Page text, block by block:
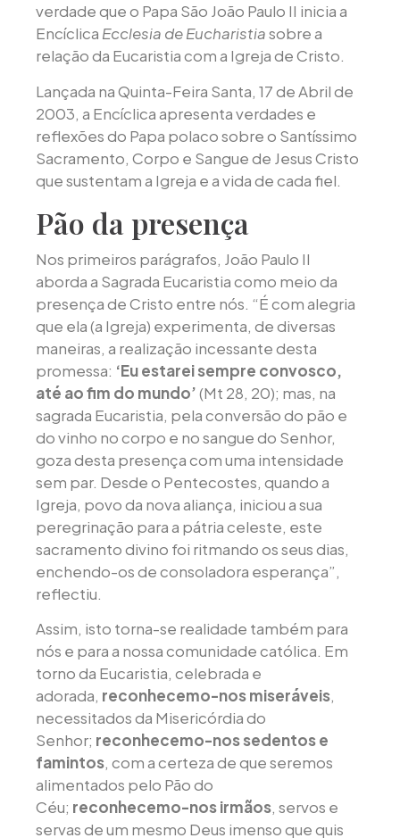
verdade que o Papa São João Paulo II inicia a
Encíclica Ecclesia de Eucharistiasobre a
relação da Eucaristia com a Igreja de Cristo.
Lançada na Quinta-Feira Santa, 17 de Abril de
2003, a Encíclica apresenta verdades e
reflexões do Papa polaco sobre o Santíssimo
Sacramento, Corpo e Sangue de Jesus Cristo
que sustentam a Igreja e a vida de cada fiel.
Pão da presença
Nos primeiros parágrafos, João Paulo II
aborda a Sagrada Eucaristia como meio da
presença de Cristo entre nós. “É com alegria
que ela (a Igreja) experimenta, de diversas
maneiras, a realização incessante desta
promessa: ‘Eu estarei sempre convosco,
até ao fim do mundo’(Mt 28, 20); mas, na
sagrada Eucaristia, pela conversão do pão e
do vinho no corpo e no sangue do Senhor,
goza desta presença com uma intensidade
sem par. Desde o Pentecostes, quando a
Igreja, povo da nova aliança, iniciou a sua
peregrinação para a pátria celeste, este
sacramento divino foi ritmando os seus dias,
enchendo-os de consoladora esperança”,
reflectiu.
Assim, isto torna-se realidade também para
nós e para a nossa comunidade católica. Em
torno da Eucaristia, celebrada e
adorada, reconhecemo-nos miseráveis,
necessitados da Misericórdia do
Senhor; reconhecemo-nos sedentos e
famintos, com a certeza de que seremos
alimentados pelo Pão do
Céu; reconhecemo-nos irmãos, servos e
servas de um mesmo Deus imenso que quis